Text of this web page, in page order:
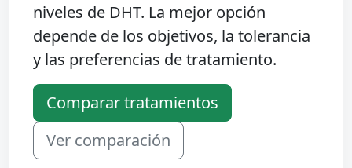
niveles de DHT. La mejor opción
depende de los objetivos, la tolerancia
y las preferencias de tratamiento.
Comparar tratamientos
Ver comparación